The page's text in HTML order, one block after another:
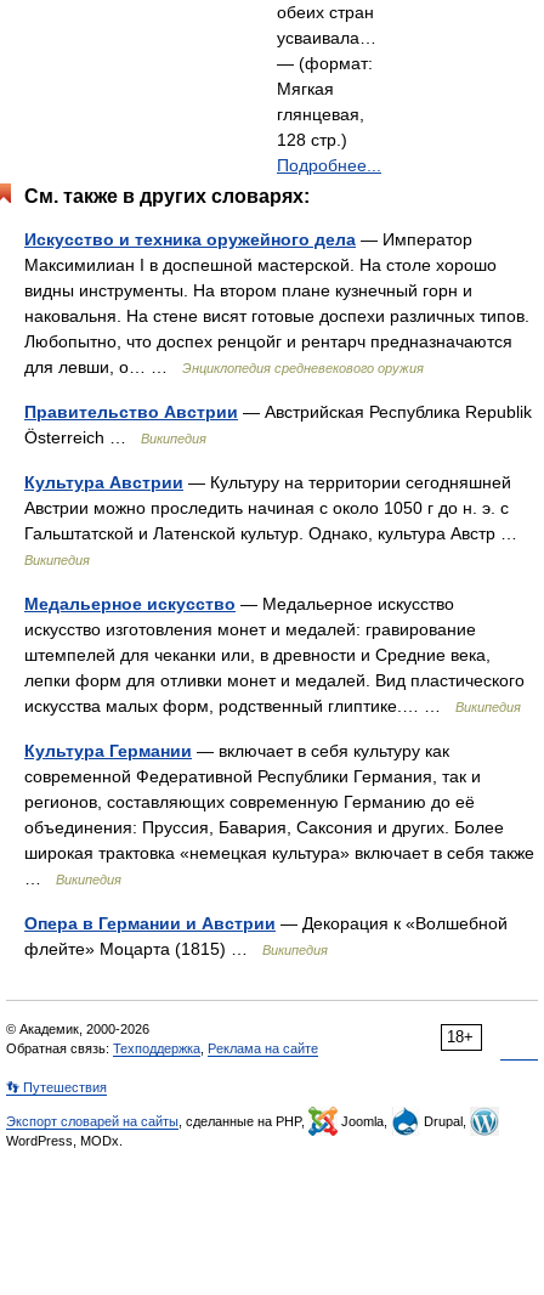
обеих стран
усваивала…
— (формат:
Мягкая
глянцевая,
128 стр.)
Подробнее...
См. также в других словарях:
Искусство и техника оружейного дела — Император
Максимилиан I в доспешной мастерской. На столе хорошо
видны инструменты. На втором плане кузнечный горн и
наковальня. На стене висят готовые доспехи различных типов.
Любопытно, что доспех ренцойг и рентарч предназначаются
для левши, о… …
Энциклопедия средневекового оружия
Правительство Австрии — Австрийская Республика Republik
Österreich …
Википедия
Культура Австрии — Культуру на территории сегодняшней
Австрии можно проследить начиная с около 1050 г до н. э. с
Гальштатской и Латенской культур. Однако, культура Австр …
Википедия
Медальерное искусство — Медальерное искусство
искусство изготовления монет и медалей: гравирование
штемпелей для чеканки или, в древности и Средние века,
лепки форм для отливки монет и медалей. Вид пластического
искусства малых форм, родственный глиптике.… …
Википедия
Культура Германии — включает в себя культуру как
современной Федеративной Республики Германия, так и
регионов, составляющих современную Германию до её
объединения: Пруссия, Бавария, Саксония и других. Более
широкая трактовка «немецкая культура» включает в себя также
Википедия
Опера в Германии и Австрии — Декорация к «Волшебной
флейте» Моцарта (1815) …
Википедия
18+
© Академик, 2000-2026
Обратная связь: Техподдержка Реклама на сайте
👣 Путешествия
Экспорт словарей на сайты , сделанные на PHP, Joomla,
Drupal,
WordPress, MODx.